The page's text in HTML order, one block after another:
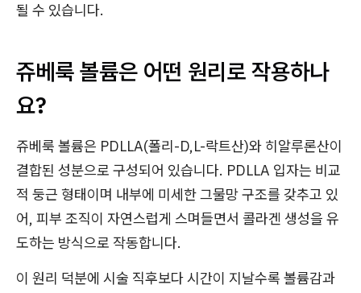
될 수 있습니다.
쥬베룩 볼륨은 어떤 원리로 작용하나
요?
쥬베룩 볼륨은 PDLLA(폴리-D,L-락트산)와 히알루론산이
결합된 성분으로 구성되어 있습니다. PDLLA 입자는 비교
적 둥근 형태이며 내부에 미세한 그물망 구조를 갖추고 있
어, 피부 조직이 자연스럽게 스며들면서 콜라겐 생성을 유
도하는 방식으로 작동합니다.
이 원리 덕분에 시술 직후보다 시간이 지날수록 볼륨감과